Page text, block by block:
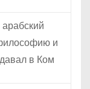
и
в Ком